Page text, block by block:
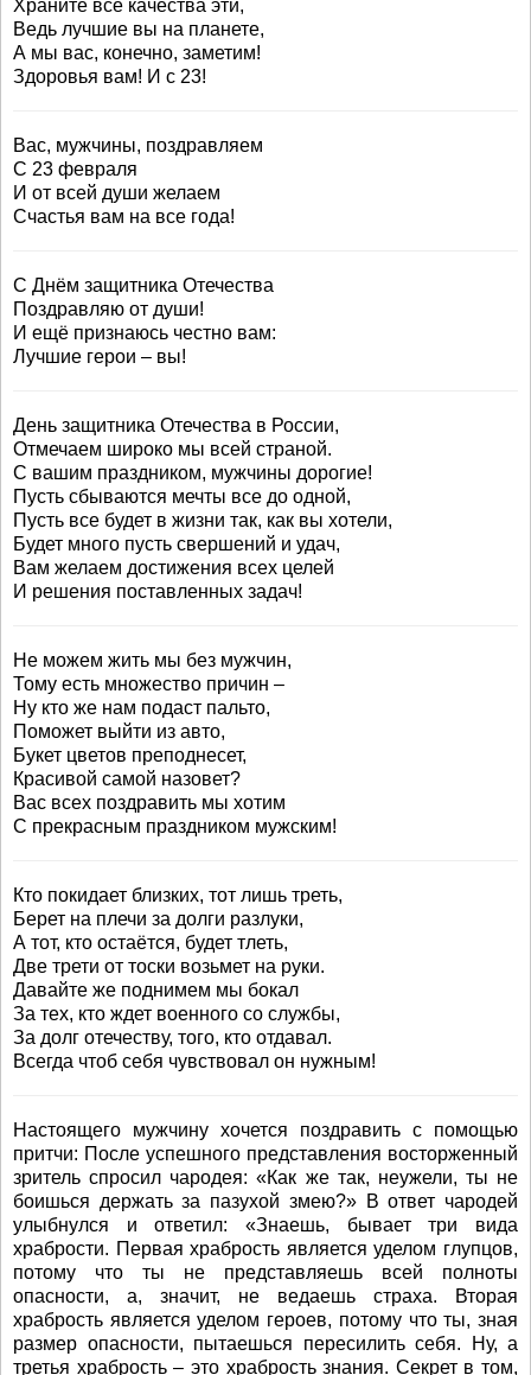
Храните все качества эти,
Ведь лучшие вы на планете,
А мы вас, конечно, заметим!
Здоровья вам! И с 23!
Вас, мужчины, поздравляем
С 23 февраля
И от всей души желаем
Счастья вам на все года!
С Днём защитника Отечества
Поздравляю от души!
И ещё признаюсь честно вам:
Лучшие герои – вы!
День защитника Отечества в России,
Отмечаем широко мы всей страной.
С вашим праздником, мужчины дорогие!
Пусть сбываются мечты все до одной,
Пусть все будет в жизни так, как вы хотели,
Будет много пусть свершений и удач,
Вам желаем достижения всех целей
И решения поставленных задач!
Не можем жить мы без мужчин,
Тому есть множество причин –
Ну кто же нам подаст пальто,
Поможет выйти из авто,
Букет цветов преподнесет,
Красивой самой назовет?
Вас всех поздравить мы хотим
С прекрасным праздником мужским!
Кто покидает близких, тот лишь треть,
Берет на плечи за долги разлуки,
А тот, кто остаётся, будет тлеть,
Две трети от тоски возьмет на руки.
Давайте же поднимем мы бокал
За тех, кто ждет военного со службы,
За долг отечеству, того, кто отдавал.
Всегда чтоб себя чувствовал он нужным!
Настоящего мужчину хочется поздравить с помощью
притчи: После успешного представления восторженный
зритель спросил чародея: «Как же так, неужели, ты не
боишься держать за пазухой змею?» В ответ чародей
улыбнулся и ответил: «Знаешь, бывает три вида
храбрости. Первая храбрость является уделом глупцов,
потому что ты не представляешь всей полноты
опасности, а, значит, не ведаешь страха. Вторая
храбрость является уделом героев, потому что ты, зная
размер опасности, пытаешься пересилить себя. Ну, а
третья храбрость – это храбрость знания. Секрет в том,